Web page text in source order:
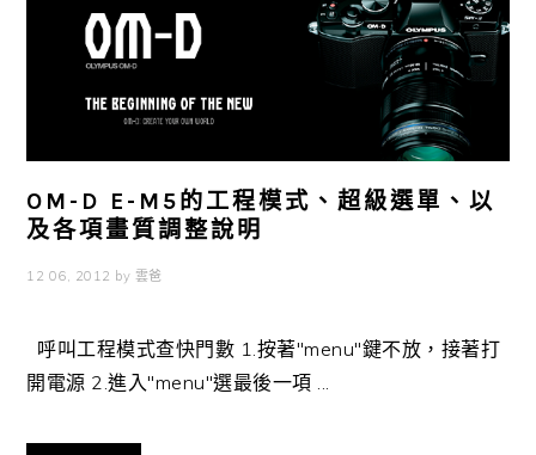
OM-D E-M5的工程模式、超級選單、以
及各項畫質調整說明
12 06, 2012 by 雲爸
呼叫工程模式查快門數 1.按著"menu"鍵不放，接著打
開電源 2.進入"menu"選最後一項 ...